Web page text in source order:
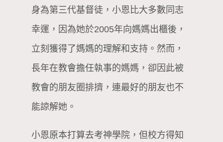
身為第三代基督徒，小恩比大多數同志
幸運，因為她於2005年向媽媽出櫃後，
立刻獲得了媽媽的理解和支持。然而，
長年在教會擔任執事的媽媽，卻因此被
教會的朋友圈排擠，連最好的朋友也不
能諒解她。
小恩原本打算去考神學院，但校方得知